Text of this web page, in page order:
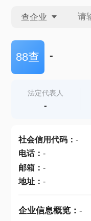
查企业
查企业
查产地
88查 -
法定代表人
-
社会信用代码： -
电话： -
邮箱： -
地址： -
企业信息概览： -